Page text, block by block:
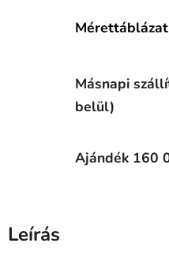
Mérettáblázat
Másnapi
belül)
Ajándék 160
Leírás